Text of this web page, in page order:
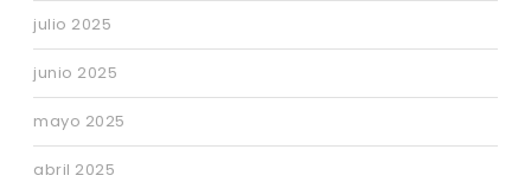
julio 2025
junio 2025
mayo 2025
abril 2025